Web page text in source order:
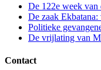
De 122e week van
De zaak
Politieke
De vrijlating van
Contact